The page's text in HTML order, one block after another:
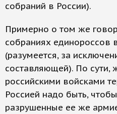
собраний в России).
Примерно о том же
собраниях
(разумеется, за
составляющей). По сути,
российскими войсками
Россией надо быть,
разрушенные ее же